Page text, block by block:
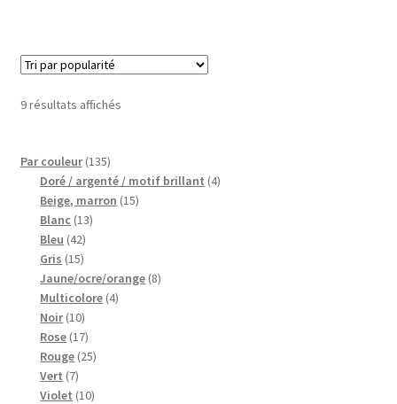
9 résultats affichésTrié
Par couleur 135135
produits
Doré / argenté / motif brillant 44
Beige, marron 1515
Blanc 1313
Bleu 4242
produits
Gris 1515
produits
Jaune/ocre/orange 88
Multicolore 44
Noir 1010
produits
Rose 1717
produits
Rouge 2525
Vert 77
produits
Violet 1010